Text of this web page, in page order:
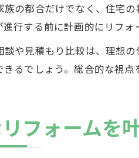
の都合だけでなく、住宅
行する前に計画的にリフ
や見積もり比較は、理想
るでしょう。総合的な視
フォームを